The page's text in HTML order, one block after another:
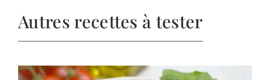
Autres recettes à tester